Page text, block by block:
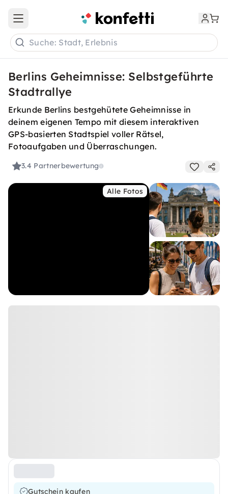
Open main menu
Suche: Stadt, Erlebnis
Berlins Geheimnisse: Selbstgeführte
Stadtrallye
Erkunde Berlins bestgehütete Geheimnisse in
deinem eigenen Tempo mit diesem interaktiven
GPS-basierten Stadtspiel voller Rätsel,
Fotoaufgaben und Überraschungen.
3.4 Partnerbewertung
Alle Fotos
Gutschein kaufen